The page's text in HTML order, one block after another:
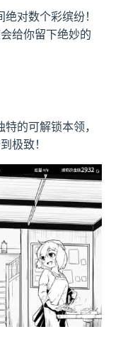
对数个彩缤纷！
给你留下绝妙的
的可解锁本领，
极致！